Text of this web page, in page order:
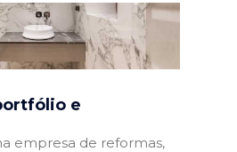
e
empresa de reformas,